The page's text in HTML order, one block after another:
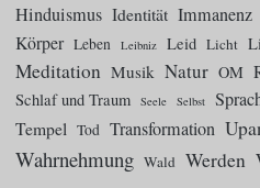
Hinduismus Identität Immanenz
Körper Leben Leibniz Leid Licht
Meditation Musik Natur OM
Schlaf und Traum Seele Selbst
Tempel Tod Transformation
Wahrnehmung Wald Werden